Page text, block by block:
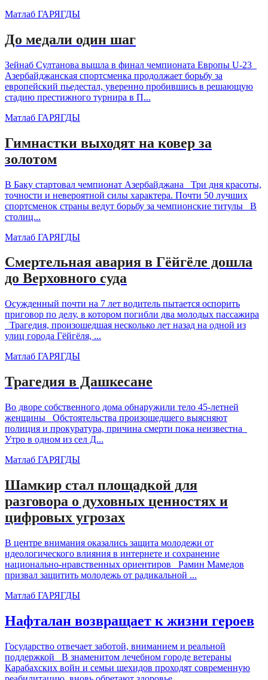
Матлаб ГАРЯГДЫ
До медали один шаг
Зейнаб Султанова вышла в финал чемпионата Европы U-23
Азербайджанская спортсменка продолжает борьбу за
европейский пьедестал, уверенно пробившись в решающую
стадию престижного турнира в П...
Матлаб ГАРЯГДЫ
Гимнастки выходят на ковер за
золотом
В Баку стартовал чемпионат Азербайджана Три дня красоты,
точности и невероятной силы характера. Почти 50 лучших
спортсменок страны ведут борьбу за чемпионские титулы В
столиц...
Матлаб ГАРЯГДЫ
Смертельная авария в Гёйгёле дошла
до Верховного суда
Осужденный почти на 7 лет водитель пытается оспорить
приговор по делу, в котором погибли два молодых пассажира
Трагедия, произошедшая несколько лет назад на одной из
улиц города Гёйгёля, ...
Матлаб ГАРЯГДЫ
Трагедия в Дашкесане
Во дворе собственного дома обнаружили тело 45-летней
женщины Обстоятельства произошедшего выясняют
полиция и прокуратура, причина смерти пока неизвестна
Утро в одном из сел Д...
Матлаб ГАРЯГДЫ
Шамкир стал площадкой для
разговора о духовных ценностях и
цифровых угрозах
В центре внимания оказались защита молодежи от
идеологического влияния в интернете и сохранение
национально-нравственных ориентиров Рамин Мамедов
призвал защитить молодежь от радикальной ...
Матлаб ГАРЯГДЫ
Нафталан возвращает к жизни героев
Государство отвечает заботой, вниманием и реальной
поддержкой В знаменитом лечебном городе ветераны
Карабахских войн и семьи шехидов проходят современную